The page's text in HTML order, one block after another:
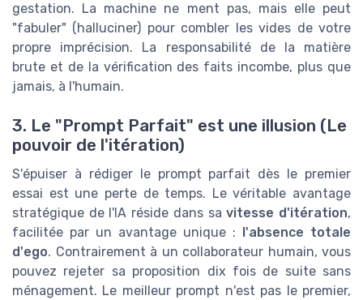
gestation. La machine ne ment pas, mais elle peut
"fabuler" (halluciner) pour combler les vides de votre
propre imprécision. La responsabilité de la matière
brute et de la vérification des faits incombe, plus que
jamais, à l'humain.
3. Le "Prompt Parfait" est une illusion (Le
pouvoir de l'itération)
S'épuiser à rédiger le prompt parfait dès le premier
essai est une perte de temps. Le véritable avantage
stratégique de l'IA réside dans savitesse d'itération,
facilitée par un avantage unique :
l'absence totale
d'ego. Contrairement à un collaborateur humain, vous
pouvez rejeter sa proposition dix fois de suite sans
ménagement. Le meilleur prompt n'est pas le premier,